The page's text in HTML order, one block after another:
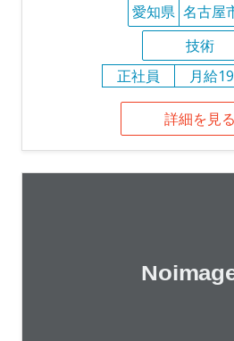
愛知県 名古屋
技術
正社員
月給
詳細を見る